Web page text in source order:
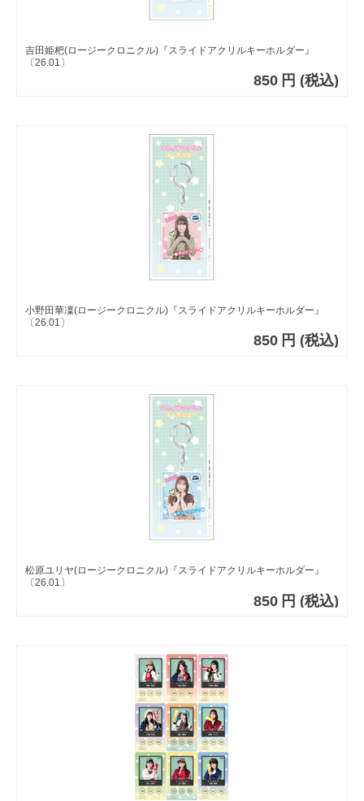
吉田姫杷(ロージークロニクル)『スライドアクリルキーホルダー』
〔26.01〕
850 円 (税込)
小野田華凜(ロージークロニクル)『スライドアクリルキーホルダー』
〔26.01〕
850 円 (税込)
松原ユリヤ(ロージークロニクル)『スライドアクリルキーホルダー』
〔26.01〕
850 円 (税込)